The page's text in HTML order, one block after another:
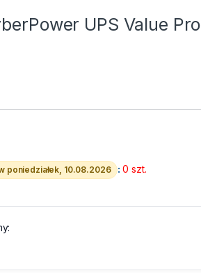
UPS Value Pro
poniedziałek, 10.08.2026 : 0 szt.